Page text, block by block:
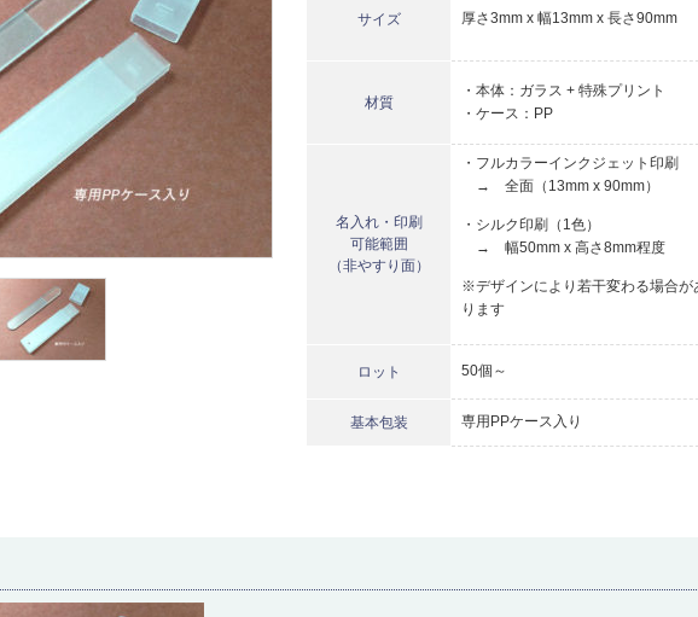
サイズ 厚さ3mm x 幅13mm x 長さ90mm
材質
・本体：ガラス + 特殊プリント
・ケース：PP
名入れ・印刷
可能範囲
（非やすり面）
・フルカラーインクジェット印刷
→ 全面（13mm x 90mm）
・シルク印刷（1色）
→ 幅50mm x 高さ8mm程度
※デザインにより若干変わる場合が
ります
ロット 50個～
基本包装 専用PPケース入り